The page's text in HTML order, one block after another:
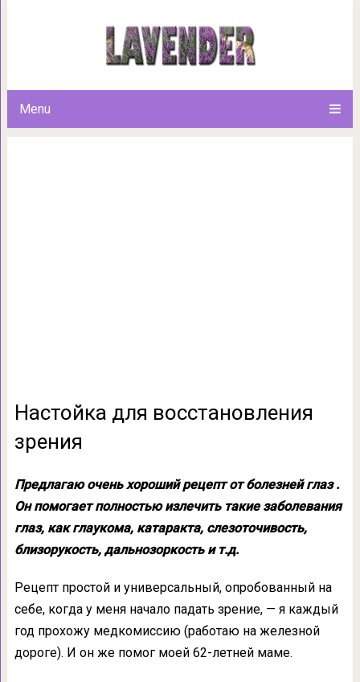
Menu
Настойка для
Настойка для восстановления
зрения
Предлагаю очень хороший рецепт от болезней глаз .
Он помогает полностью излечить такие заболевания
глаз, как глаукома, катаракта, слезоточивость,
близорукость, дальнозоркость и т.д.
Рецепт простой и универсальный, опробованный на
себе, когда у меня начало падать зрение, — я каждый
год прохожу медкомиссию (работаю на железной
дороге). И он же помог моей 62-летней маме.